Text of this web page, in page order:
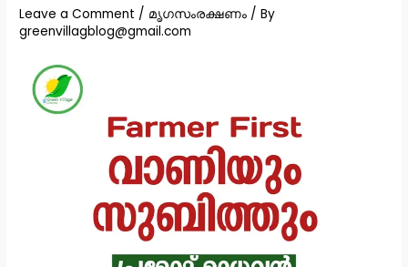
Leave a Comment / മൃഗസംരക്ഷണം / By
greenvillagblog@gmail.com